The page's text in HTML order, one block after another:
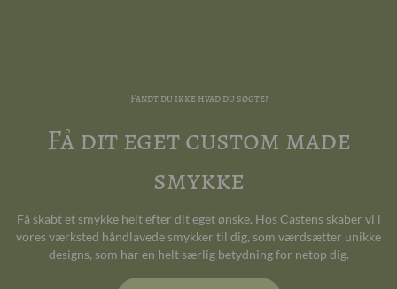
Fandt du ikke hvad du søgte?
Få dit eget custom made
smykke
Få skabt et smykke helt efter dit eget ønske. Hos Castens skaber vi i
vores værksted håndlavede smykker til dig, som værdsætter unikke
designs, som har en helt særlig betydning for netop dig.